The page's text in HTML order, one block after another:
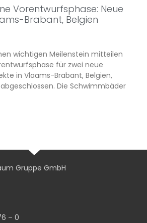
Vorentwurfsphase: Neue
Brabant, Belgien
wichtigen Meilenstein mitteilen
für zwei neue
in Vlaams-Brabant, Belgien,
Die Schwimmbäder
Gruppe GmbH
– 0